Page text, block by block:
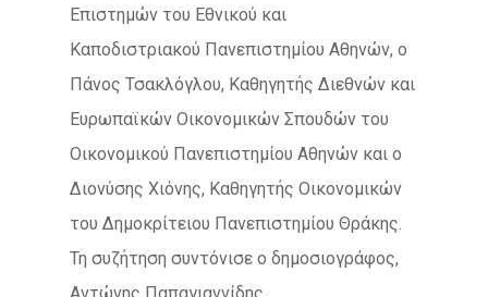
Επιστημών του Εθνικού και
Καποδιστριακού Πανεπιστημίου Αθηνών, ο
Πάνος Τσακλόγλου, Καθηγητής Διεθνών και
Ευρωπαϊκών Οικονομικών Σπουδών του
Οικονομικού Πανεπιστημίου Αθηνών και ο
Διονύσης Χιόνης, Καθηγητής Οικονομικών
του Δημοκρίτειου Πανεπιστημίου Θράκης.
Τη συζήτηση συντόνισε ο δημοσιογράφος,